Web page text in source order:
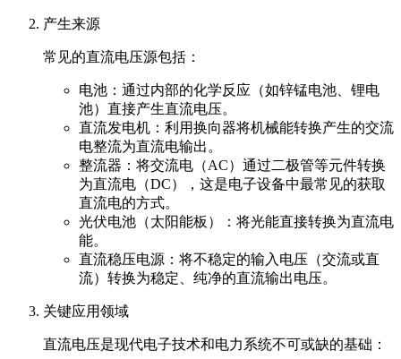
产生来源
常见的直流电压源包括：
电池：通过内部的化学反应（如锌锰电池、锂电
池）直接产生直流电压。
直流发电机：利用换向器将机械能转换产生的交流
电整流为直流电输出。
整流器：将交流电（AC）通过二极管等元件转换
为直流电（DC），这是电子设备中最常见的获取
直流电的方式。
光伏电池（太阳能板）：将光能直接转换为直流电
能。
直流稳压电源：将不稳定的输入电压（交流或直
流）转换为稳定、纯净的直流输出电压。
关键应用领域
直流电压是现代电子技术和电力系统不可或缺的基础：